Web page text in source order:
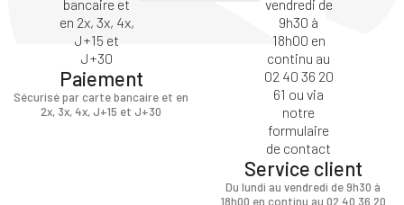
Paiement
Sécurisé par carte bancaire et en
2x, 3x, 4x, J+15 et J+30
Service client
Du lundi au vendredi de 9h30 à
18h00 en continu au 02 40 36 20